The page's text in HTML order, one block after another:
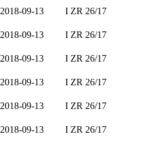
2018-09-13 I ZR 26/17
2018-09-13 I ZR 26/17
2018-09-13 I ZR 26/17
2018-09-13 I ZR 26/17
2018-09-13 I ZR 26/17
2018-09-13 I ZR 26/17